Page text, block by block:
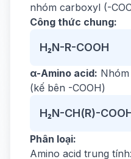
nhóm carboxyl (-
Công thức chung:
H₂N-R-COOH
α-Amino acid:
(kế bên -COOH)
H₂N-CH(R)-
Phân loại:
Amino acid trung